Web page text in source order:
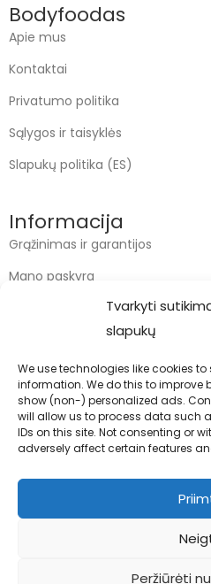
Tvarkyti
slapukų
We use technologies like cookies
information. We do this to improve
show (non-) personalized ads.
will allow us to process data such
IDs on this site. Not consenting or
adversely affect certain features
Peržiūrėti
Bodyfoodas
Apie mus
Kontaktai
Privatumo politika
Sąlygos ir taisyklės
Slapukų politika (ES)
Informacija
Grąžinimas ir garantijos
Mano paskyra
Kontaktai
info@bodyfoodas.lt
+370 600 77017
Visos teisės saugomos